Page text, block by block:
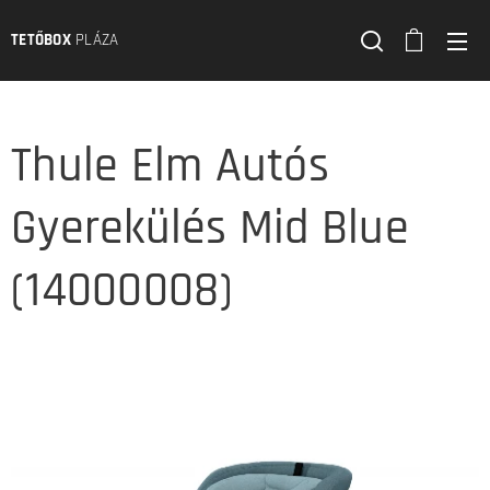
TETŐBOXPLÁZA
Thule Elm Autós
Gyerekülés Mid Blue
(14000008)